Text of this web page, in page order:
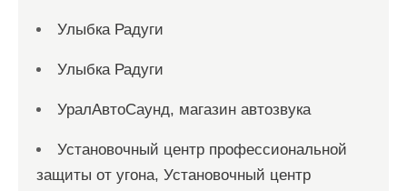
Улыбка Радуги
Улыбка Радуги
УралАвтоСаунд, магазин автозвука
Установочный центр профессиональной
защиты от угона, Установочный центр